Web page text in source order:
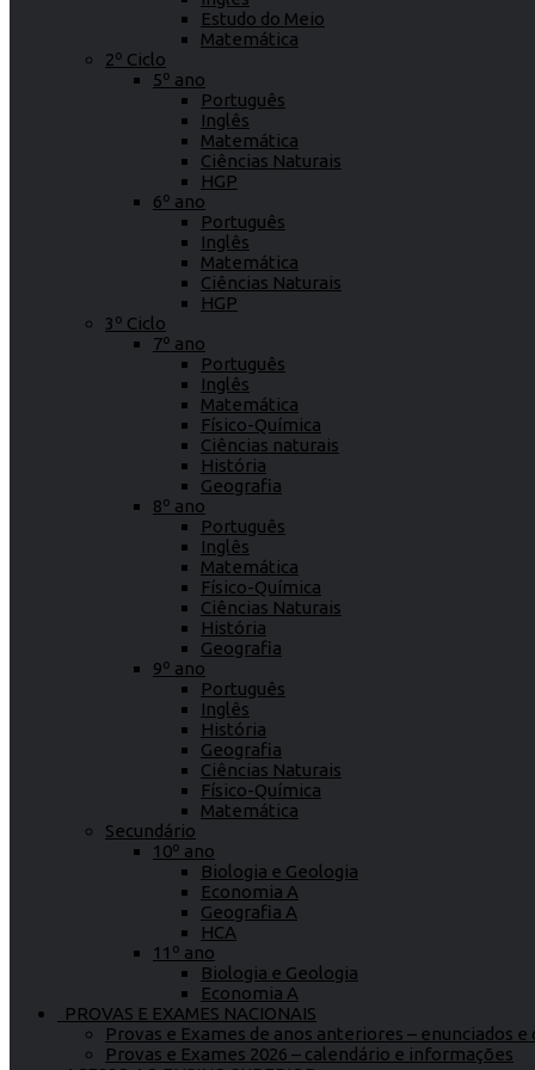
Estudo do Meio
Matemática
2º Ciclo
5º ano
Português
Inglês
Matemática
Ciências Naturais
HGP
6º ano
Português
Inglês
Matemática
Ciências Naturais
HGP
3º Ciclo
7º ano
Português
Inglês
Matemática
Físico-Química
Ciências naturais
História
Geografia
8º ano
Português
Inglês
Matemática
Físico-Química
Ciências Naturais
História
Geografia
9º ano
Português
Inglês
História
Geografia
Ciências Naturais
Físico-Química
Matemática
Secundário
10º ano
Biologia e Geologia
Economia A
Geografia A
HCA
11º ano
Biologia e Geologia
Economia A
PROVAS E EXAMES NACIONAIS
Provas e Exames de anos anteriores – enunciados
Provas e Exames 2026 – calendário e informações